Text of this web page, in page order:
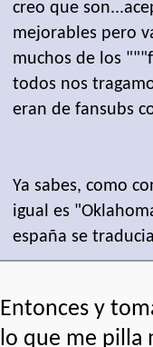
creo que
mejorables pero
muchos de los
todos nos
eran de fansubs
Ya sabes, como
igual es
españa se
Entonces y
lo que me pilla